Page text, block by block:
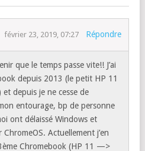
février 23, 2019, 07:27 Répondre
que le temps passe vite!! J’ai
depuis 2013 (le petit HP 11
et depuis je ne cesse de
entourage, bp de personne
ont délaissé Windows et
ChromeOS. Actuellement j’en
Chromebook (HP 11 —>